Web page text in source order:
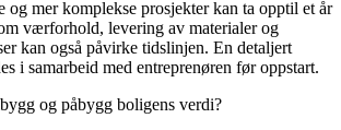
og mer komplekse prosjekter kan ta opptil et år
værforhold, levering av materialer og
kan også påvirke tidslinjen. En detaljert
i samarbeid med entreprenøren før oppstart.
og påbygg boligens verdi?